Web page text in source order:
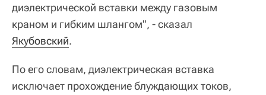
диэлектрической вставки между газовым
краном и гибким шлангом", - сказал
Якубовский.
По его словам, диэлектрическая вставка
исключает прохождение блуждающих токов,